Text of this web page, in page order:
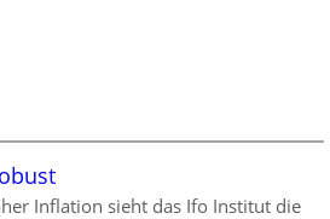
Inflation sieht das Ifo Institut die